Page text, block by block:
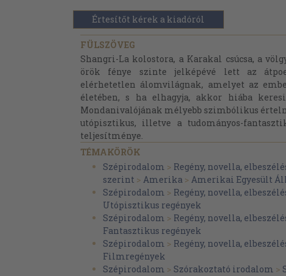
Értesítőt kérek a kiadóról
FÜLSZÖVEG
Shangri-La kolostora, a Karakal csúcsa, a
örök fénye szinte jelképévé lett az
elérhetetlen álomvilágnak, amelyet az
életében, s ha elhagyja, akkor hiába
Mondanivalójának mélyebb szimbólikus
utópisztikus, illetve a tudományos-
teljesítménye.
TÉMAKÖRÖK
Szépirodalom > Regény, novella,
szerint > Amerika > Amerikai Egyesült
Szépirodalom > Regény, novella,
Utópisztikus regények
Szépirodalom > Regény, novella,
Fantasztikus regények
Szépirodalom > Regény, novella,
Filmregények
Szépirodalom > Szórakoztató irodalom >